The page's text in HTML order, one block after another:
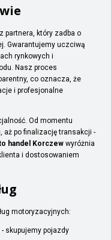
partnera, który zadba o
Gwarantujemy uczciwą
rynkowych i
Nasz proces
co oznacza, że
i profesjonalne
Od momentu
aż po finalizację transakcji -
handel Korczew wyróżnia
i dostosowaniem
motoryzacyjnych:
- skupujemy pojazdy